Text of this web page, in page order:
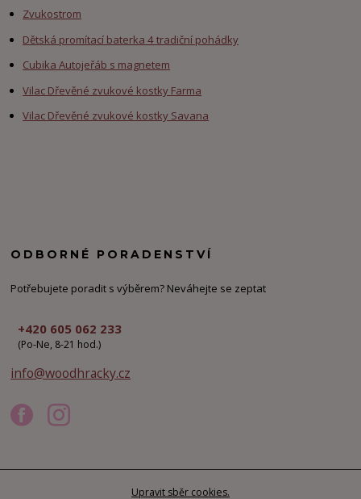
Zvukostrom
Dětská promítací baterka 4 tradiční pohádky
Cubika Autojeřáb s magnetem
Vilac Dřevěné zvukové kostky Farma
Vilac Dřevěné zvukové kostky Savana
ODBORNÉ PORADENSTVÍ
Potřebujete poradit s výběrem? Neváhejte se zeptat
+420 605 062 233
(Po-Ne, 8-21 hod.)
info@woodhracky.cz
Upravit sběr cookies.